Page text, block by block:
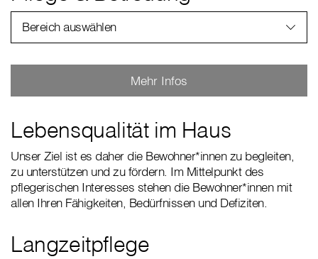
Bereich auswählen
Mehr Infos
Lebensqualität im Haus
Unser Ziel ist es daher die Bewohner*innen zu begleiten,
zu unterstützen und zu fördern. Im Mittelpunkt des
pflegerischen Interesses stehen die Bewohner*innen mit
allen Ihren Fähigkeiten, Bedürfnissen und Defiziten.
Langzeitpflege